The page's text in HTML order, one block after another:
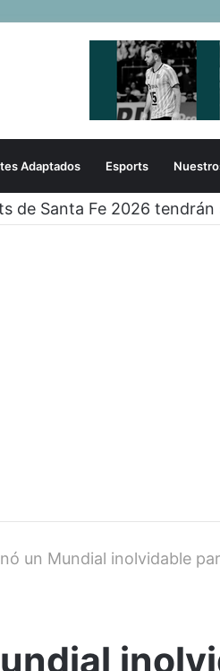
Adaptados Esports
de Santa Fe 2026 tendrán
un Mundial inolvidable